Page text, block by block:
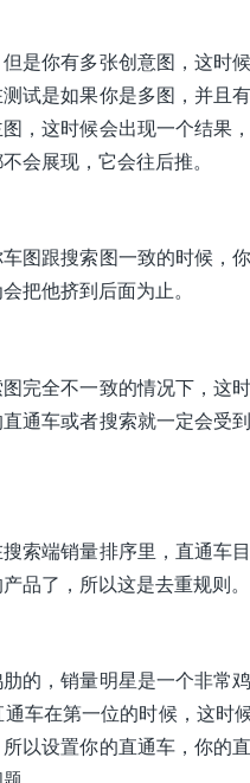
是你有多张创意图，这时
试是如果你是多图，并且
，这时候会出现一个结果
会展现，它会往后推。
图跟搜索图一致的时候，
把他挤到后面为止。
完全不一致的情况下，这
通车或者搜索就一定会受
索端销量排序里，直通车
品了，所以这是去重规则。
的，销量明星是一个非常
车在第一位的时候，这
以设置你的直通车，你的